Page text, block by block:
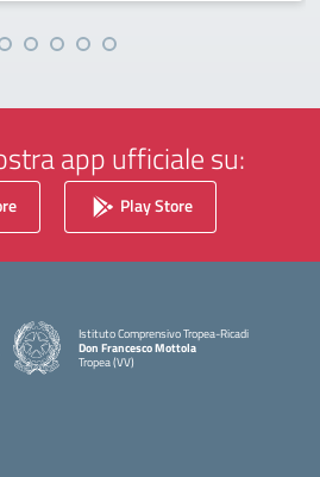
app ufficiale su:
Play Store
Istituto Comprensivo Tropea-Ricadi
Don Francesco Mottola
Tropea (VV)
— Visita la pagina iniziale della scuola